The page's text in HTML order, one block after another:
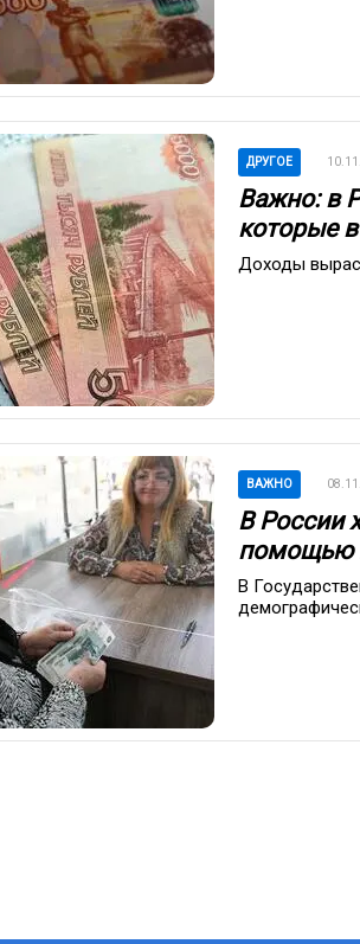
ДРУГОЕ
Важно: в
которые
Доходы
ВАЖНО
В России
помощью
В